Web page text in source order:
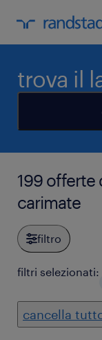
trova il
199 offerte
carimate
filtro
filtri selezionati:
cancella